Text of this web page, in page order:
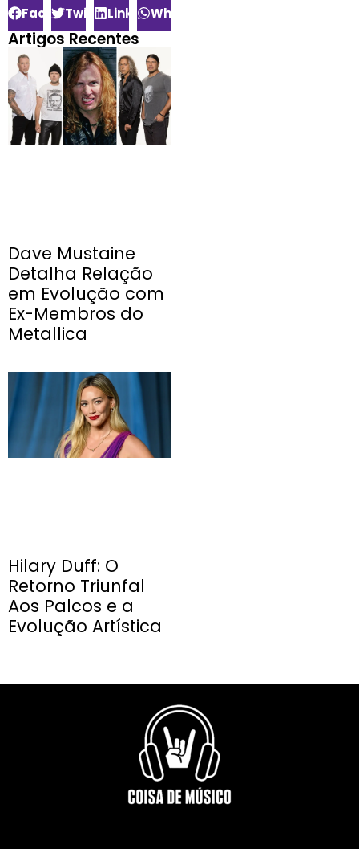
FacebookTwitterLinkedInWhatsApp
Artigos Recentes
Dave Mustaine
Detalha Relação
em Evolução com
Ex-Membros do
Metallica
Hilary Duff: O
Retorno Triunfal
Aos Palcos e a
Evolução Artística